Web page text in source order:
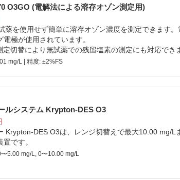
O3GO (電解法による溶存オゾン測定用)
薬を使用せず簡単に溶存オゾン濃度を測定できます
極が使用されています。
切替により無試薬での残留塩素の測定にも対応でき
mg/L | 精度: ±2%FS
ルシステム Krypton-DES O3
Krypton-DES O3は、レンジ切替えで最大10.00 mg/L
です。
5.00 mg/L, 0〜10.00 mg/L